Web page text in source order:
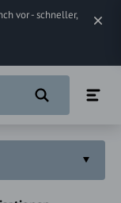
vor - schneller,